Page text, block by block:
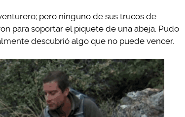
pero ninguno de sus trucos de
para soportar el piquete de una abeja. Pudo
descubrió algo que no puede vencer.